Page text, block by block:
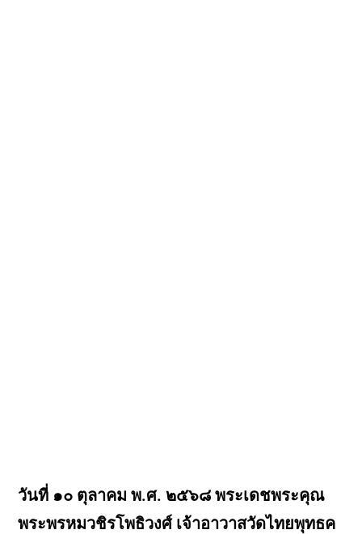
วันที่ ๑๐ ตุลาคม พ.ศ. ๒๕๖๘ พระเดชพระคุณ
พระพรหมวชิรโพธิวงศ์ เจ้าอาวาสวัดไทยพุทธค